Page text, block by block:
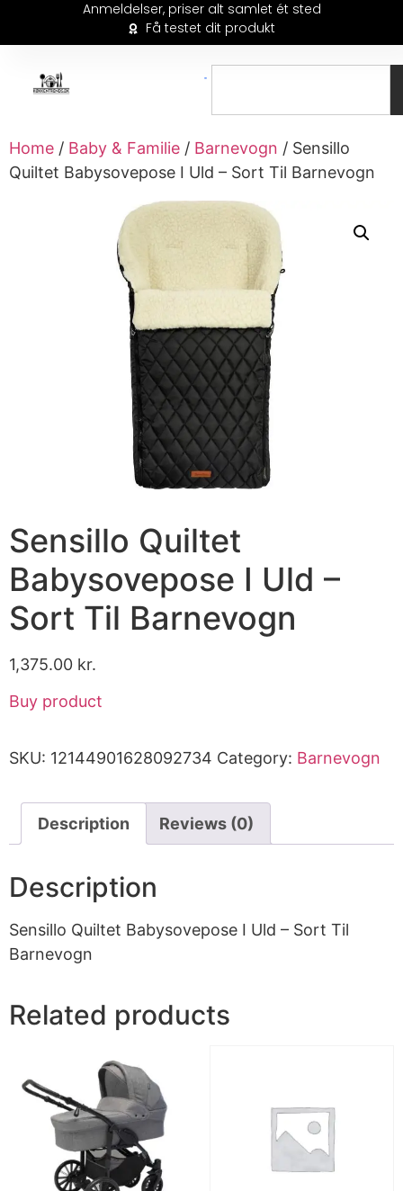
Anmeldelser, priser alt samlet ét sted
Få testet dit produkt
Home / Baby & Familie / Barnevogn / Sensillo
Quiltet Babysovepose I Uld – Sort Til Barnevogn
Sensillo Quiltet
Babysovepose I Uld –
Sort Til Barnevogn
1,375.00 kr.
Buy product
SKU: 12144901628092734 Category: Barnevogn
Description Reviews (0)
Description
Sensillo Quiltet Babysovepose I Uld – Sort Til
Barnevogn
Related products